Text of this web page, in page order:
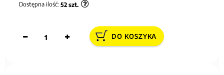
Dostępna ilość: 52 szt.
DO KOSZYKA